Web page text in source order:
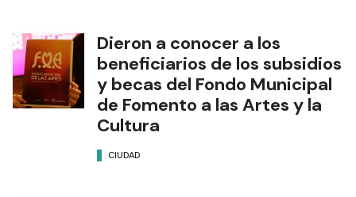
Dieron a conocer a los
beneficiarios de los subsidios
y becas del Fondo Municipal
de Fomento a las Artes y la
Cultura
CIUDAD